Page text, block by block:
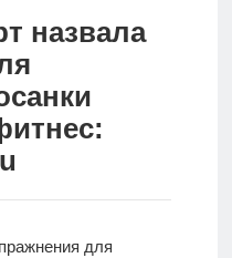
назвала
для